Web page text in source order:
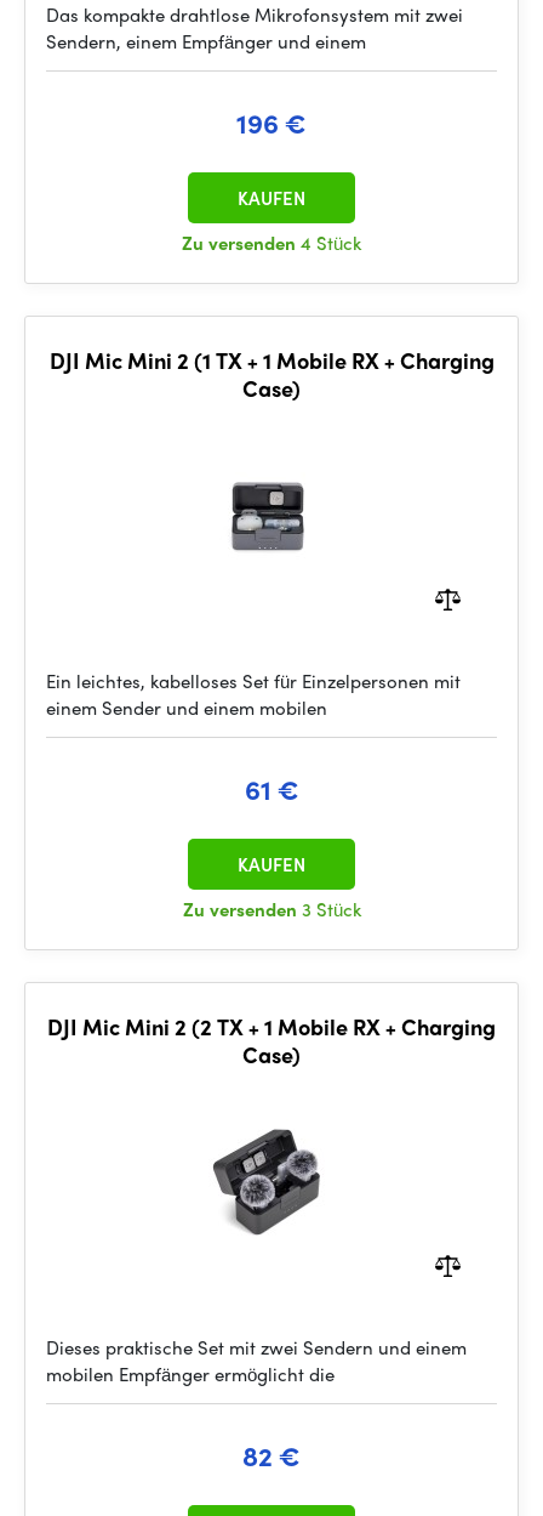
Das kompakte drahtlose Mikrofonsystem mit zwei
Sendern, einem Empfänger und einem
196 €
Zu versenden 4 Stück
KAUFEN
DJI Mic Mini 2 (1 TX + 1 Mobile RX + Charging
Case)
Ein leichtes, kabelloses Set für Einzelpersonen mit
einem Sender und einem mobilen
61 €
Zu versenden 3 Stück
KAUFEN
DJI Mic Mini 2 (2 TX + 1 Mobile RX + Charging
Case)
Dieses praktische Set mit zwei Sendern und einem
mobilen Empfänger ermöglicht die
82 €